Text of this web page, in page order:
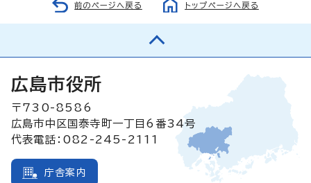
前のページへ戻る トップページへ戻る
広島市役所
〒730-8586
広島市中区国泰寺町一丁目6番34号
代表電話：082-245-2111
庁舎案内